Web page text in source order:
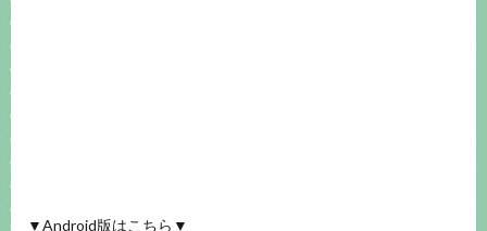
▼Android版はこちら▼